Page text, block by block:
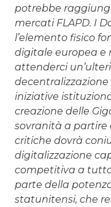
potrebbe
mercati FLAPD. I
l’elemento fisico
digitale europea e
attenderci
iniziative
creazione delle
sovranità a
critiche dovrà
digitalizzazione
competitiva a
parte della
statunitensi, che